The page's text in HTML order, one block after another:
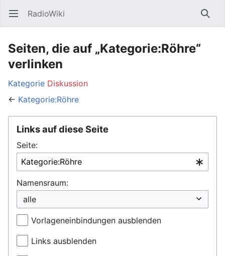
Hauptmenü öffnen RadioWiki
Seiten, die auf „Kategorie:Röhre“
verlinken
Kategorie Diskussion
← Kategorie:Röhre
Links auf diese Seite
Seite:
Namensraum:
Vorlageneinbindungen ausblenden
Links ausblenden